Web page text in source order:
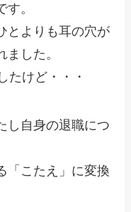
。
とよりも耳の穴が
した。
たけど・・・
し自身の退職につ
「こたえ」に変換